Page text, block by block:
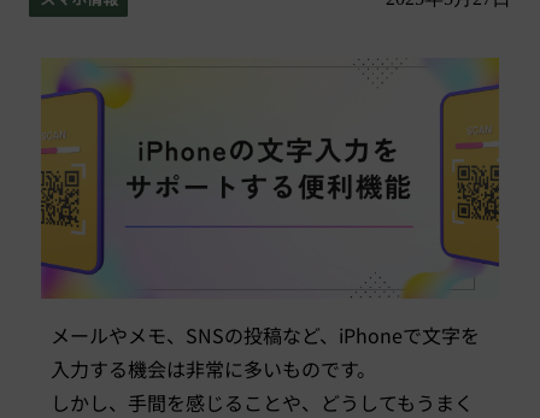
メールやメモ、SNSの投稿など、iPhoneで文字を
入力する機会は非常に多いものです。
しかし、手間を感じることや、どうしてもうまく